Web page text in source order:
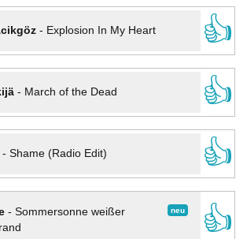
- Explosion In My Heart
👍
- March of the Dead
👍
Shame (Radio Edit)
👍
neu
- Sommersonne weißer
👍